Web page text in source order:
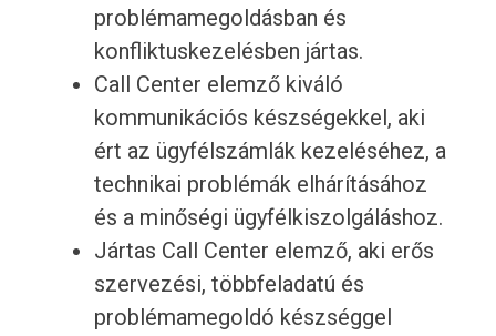
problémamegoldásban és
konfliktuskezelésben jártas.
Call Center elemző kiváló
kommunikációs készségekkel, aki
ért az ügyfélszámlák kezeléséhez, a
technikai problémák elhárításához
és a minőségi ügyfélkiszolgáláshoz.
Jártas Call Center elemző, aki erős
szervezési, többfeladatú és
problémamegoldó készséggel